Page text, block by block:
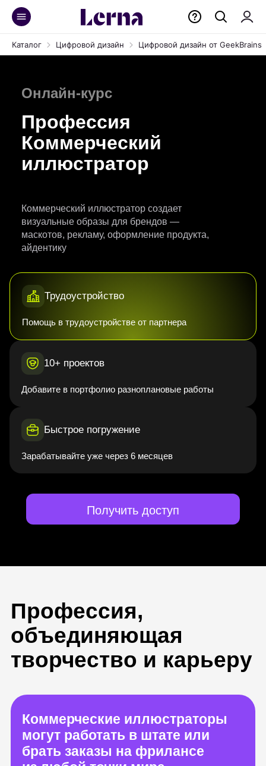
Каталог Цифровой дизайн Цифровой дизайн от GeekBrains
Онлайн-курс
Профессия
Коммерческий
иллюстратор
Коммерческий иллюстратор создает
визуальные образы для брендов —
маскотов, рекламу, оформление продукта,
айдентику
Трудоустройство
Помощь в трудоустройстве от партнера
10+ проектов
Добавите в портфолио разноплановые работы
Быстрое погружение
Зарабатывайте уже через 6 месяцев
Получить доступ
Профессия,
Коммерческие иллюстраторы
могут работать в штате или
брать заказы на фрилансе
из любой точки мира
Авторский визуал помогает
брендам привлекать клиентов,
поэтому работа иллюстратора
хорошо оплачивается